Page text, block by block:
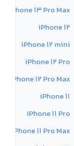
iPhone 13 Pro Max
iPhone 12
iPhone 12 mini
iPhone 12 Pro
iPhone 12 Pro Max
iPhone 11
iPhone 11 Pro
iPhone 11 Pro Max